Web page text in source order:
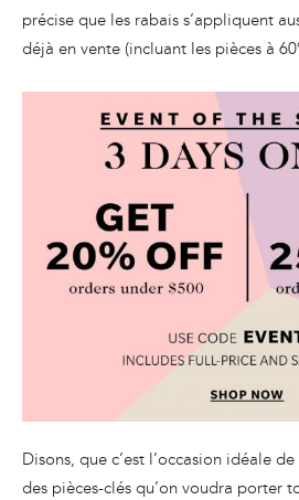
précise que les rabais s’appliquent
déjà en vente (incluant les pièces à
Disons, que c’est l’occasion idéale
des pièces-clés qu’on voudra porter